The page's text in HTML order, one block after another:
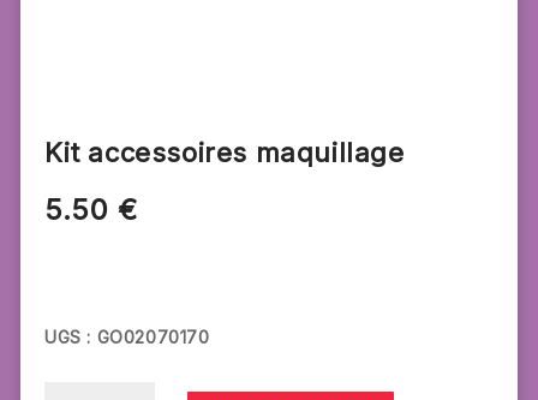
Kit accessoires maquillage
5.50€
UGS : GO02070170